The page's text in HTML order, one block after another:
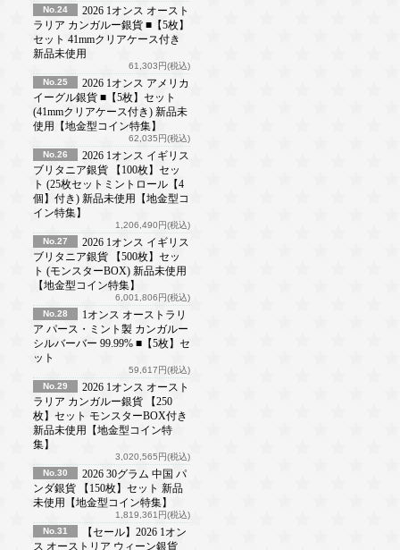
No.24
2026 1オンス オースト
ラリア カンガルー銀貨 ■【5枚】
セット 41mmクリアケース付き
新品未使用
61,303円(税込)
No.25
2026 1オンス アメリカ
イーグル銀貨 ■【5枚】セット
(41mmクリアケース付き) 新品未
使用【地金型コイン特集】
62,035円(税込)
No.26
2026 1オンス イギリス
ブリタニア銀貨 【100枚】セッ
ト (25枚セットミントロール【4
個】付き) 新品未使用【地金型コ
イン特集】
1,206,490円(税込)
No.27
2026 1オンス イギリス
ブリタニア銀貨 【500枚】セッ
ト (モンスターBOX) 新品未使用
【地金型コイン特集】
6,001,806円(税込)
No.28
1オンス オーストラリ
ア パース・ミント製 カンガルー
シルバーバー 99.99% ■【5枚】セ
ット
59,617円(税込)
No.29
2026 1オンス オースト
ラリア カンガルー銀貨 【250
枚】セット モンスターBOX付き
新品未使用【地金型コイン特
集】
3,020,565円(税込)
No.30
2026 30グラム 中国 パ
ンダ銀貨 【150枚】セット 新品
未使用【地金型コイン特集】
1,819,361円(税込)
No.31
【セール】2026 1オン
ス オーストリア ウィーン銀貨